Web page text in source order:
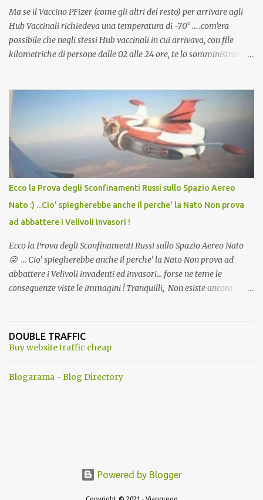
Ma se il Vaccino PFizer (come gli altri del resto) per arrivare agli
Hub Vaccinali richiedeva una temperatura di -70° ... .com'era
possibile che negli stessi Hub vaccinali in cui arrivava, con file
kilometriche di persone dalle 02 alle 24 ore, te lo somministravano
Vaccino come: l' Amaro del Capo, era "spettacolare Ghiacciato, ma
andava bene anche, a Temperatura Ambiente"! Riproponiamo
l'articolo per NON Dimenticare!
Ecco la Prova degli Sconfinamenti Russi sullo Spazio Aereo
Nato :) ...Cio' spiegherebbe anche il perche' la Nato Non prova
ad abbattere i Velivoli invasori !
Ecco la Prova degli Sconfinamenti Russi sullo Spazio Aereo Nato
😛 ... Cio' spiegherebbe anche il perche' la Nato Non prova ad
abbattere i Velivoli invadenti ed invasori... forse ne teme le
conseguenze viste le immagini ! Tranquilli, Non esiste ancora
ancora una fantasia Nato o forse una "False Flag", per provocare
una guerra mondiale che difficilmente da menti sane, potrebbe
DOUBLE TRAFFIC
Buy website traffic cheap
Blogarama - Blog Directory
Powered by Blogger